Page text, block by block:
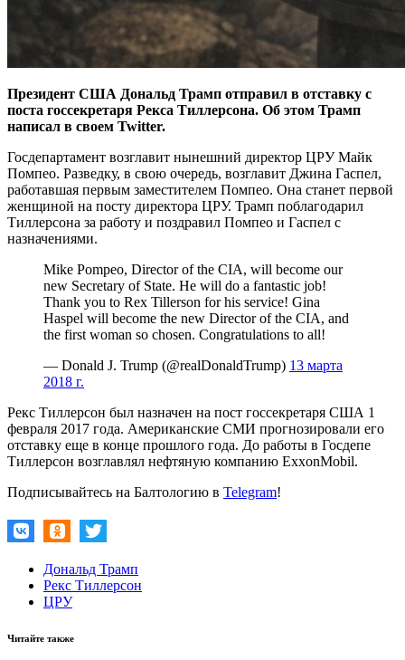
Президент США Дональд Трамп отправил в отставку с
поста госсекретаря Рекса Тиллерсона. Об этом Трамп
написал в своем Twitter.
Госдепартамент возглавит нынешний директор ЦРУ Майк
Помпео. Разведку, в свою очередь, возглавит Джина Гаспел,
работавшая первым заместителем Помпео. Она станет первой
женщиной на посту директора ЦРУ. Трамп поблагодарил
Тиллерсона за работу и поздравил Помпео и Гаспел с
назначениями.
Mike Pompeo, Director of the CIA, will become our
new Secretary of State. He will do a fantastic job!
Thank you to Rex Tillerson for his service! Gina
Haspel will become the new Director of the CIA, and
the first woman so chosen. Congratulations to all!
— Donald J. Trump (@realDonaldTrump) 13 марта
2018 г.
Рекс Тиллерсон был назначен на пост госсекретаря США 1
февраля 2017 года. Американские СМИ прогнозировали его
отставку еще в конце прошлого года. До работы в Госдепе
Тиллерсон возглавлял нефтяную компанию ExxonMobil.
Подписывайтесь на Балтологию в Telegram!
Дональд Трамп
Рекс Тиллерсон
ЦРУ
Читайте также